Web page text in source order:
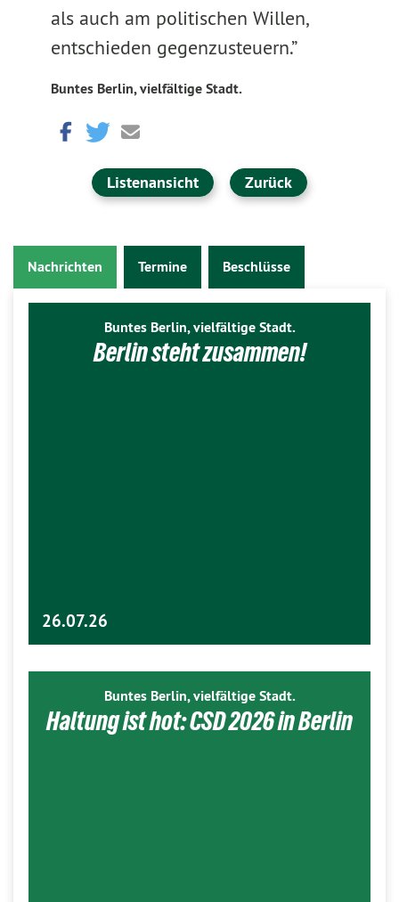
als auch am politischen Willen,
entschieden gegenzusteuern.”
Buntes Berlin, vielfältige Stadt.
Listenansicht Zurück
Nachrichten Termine Beschlüsse
Buntes Berlin, vielfältige Stadt.
Berlin steht zusammen!
26.07.26
Buntes Berlin, vielfältige Stadt.
Haltung ist hot: CSD 2026 in Berlin